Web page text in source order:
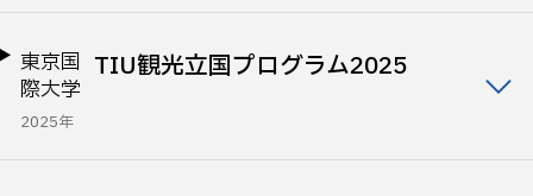
東京国
際大学
2025年
TIU観光立国プログラム2025